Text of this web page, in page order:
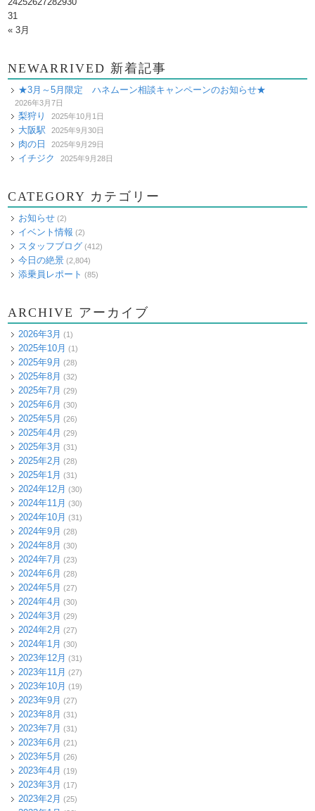
31
« 3月
NEWARRIVED 新着記事
★3月～5月限定 ハネムーン相談キャンペーンのお知らせ★
2026年3月7日
梨狩り 2025年10月1日
大阪駅 2025年9月30日
肉の日 2025年9月29日
イチジク 2025年9月28日
CATEGORY カテゴリー
お知らせ (2)
イベント情報 (2)
スタッフブログ (412)
今日の絶景 (2,804)
添乗員レポート (85)
ARCHIVE アーカイブ
2026年3月 (1)
2025年10月 (1)
2025年9月 (28)
2025年8月 (32)
2025年7月 (29)
2025年6月 (30)
2025年5月 (26)
2025年4月 (29)
2025年3月 (31)
2025年2月 (28)
2025年1月 (31)
2024年12月 (30)
2024年11月 (30)
2024年10月 (31)
2024年9月 (28)
2024年8月 (30)
2024年7月 (23)
2024年6月 (28)
2024年5月 (27)
2024年4月 (30)
2024年3月 (29)
2024年2月 (27)
2024年1月 (30)
2023年12月 (31)
2023年11月 (27)
2023年10月 (19)
2023年9月 (27)
2023年8月 (31)
2023年7月 (31)
2023年6月 (21)
2023年5月 (26)
2023年4月 (19)
2023年3月 (17)
2023年2月 (25)